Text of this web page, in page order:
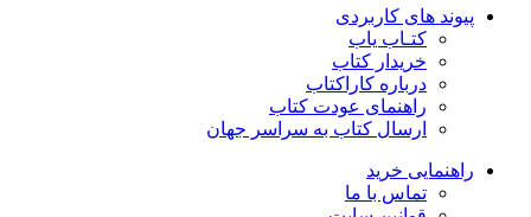
پیوند های کاربردی
کتـاب یاب
خریدار کتاب
درباره کاراکتاب
راهنمای عودت کتاب
ارسال کتاب به سراسر جهان
راهنمایی خرید
تماس با ما